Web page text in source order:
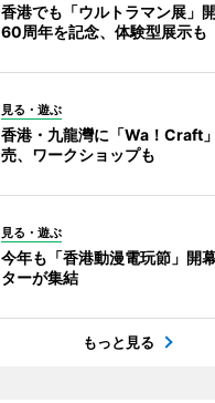
香港でも「ウルトラマン展」
60周年を記念、体験型展示も
見る・遊ぶ
香港・九龍灣に「Wa！Craft
売、ワークショップも
見る・遊ぶ
今年も「香港動漫電玩節」開
ターが集結
もっと見る